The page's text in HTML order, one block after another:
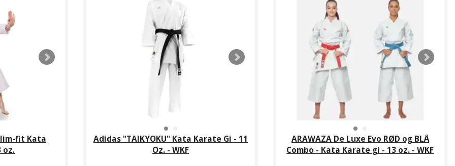
fit Kata
oz.
Adidas "TAIKYOKU" Kata Karate Gi - 11
Oz. - WKF
ARAWAZA De Luxe Evo RØD og BLÅ
Combo - Kata Karate gi - 13 oz. - WKF